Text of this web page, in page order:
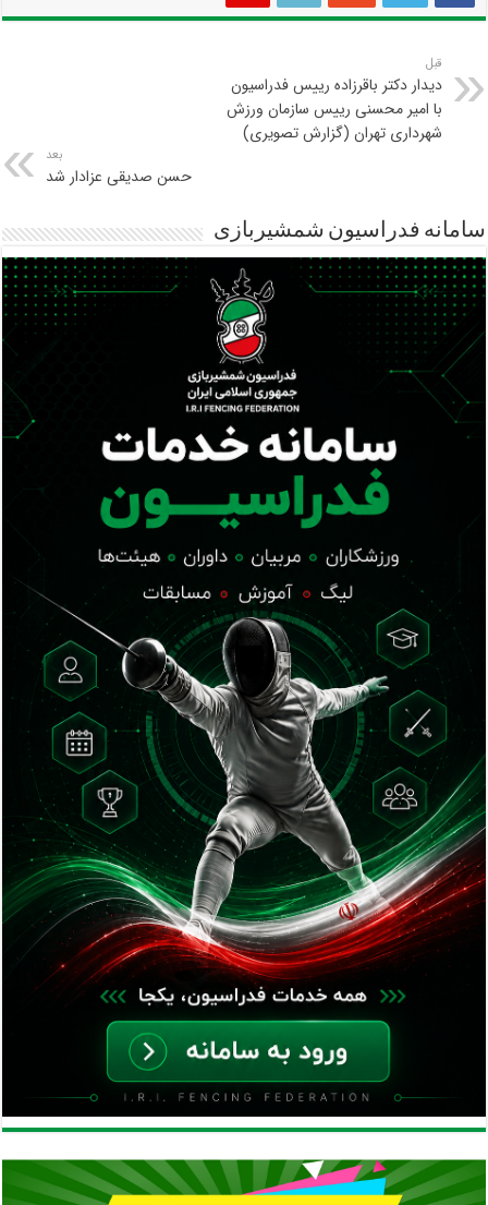
قبل
دیدار دکتر باقرزاده رییس فدراسیون
با امیر محسنی رییس سازمان ورزش
شهرداری تهران (گزارش تصویری)
بعد
حسن صدیقی عزادار شد
سامانه فدراسیون شمشیربازی